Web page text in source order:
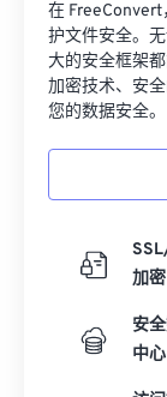
在
护文件安全。
大的安全框架
加密技术、安
您的数据安全。
加密
安
中心